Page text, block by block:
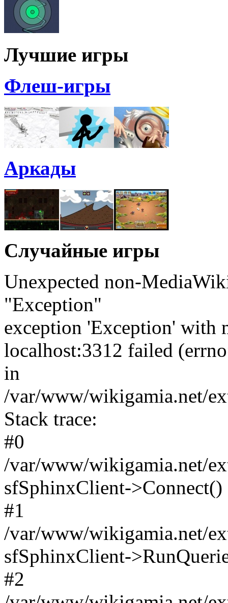
Лучшие игры
Флеш-игры
Аркады
Случайные игры
Unexpected non-
"Exception"
exception 'Exception' with
localhost:3312 failed
in
/var/www/wikigamia.net/
Stack trace:
#0
/var/www/wikigamia.net/
sfSphinxClient->Connect()
#1
/var/www/wikigamia.net/
sfSphinxClient-
#2